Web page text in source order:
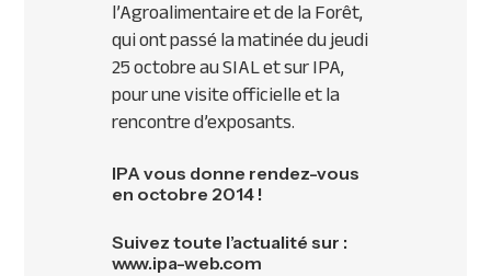
l’Agroalimentaire et de la Forêt,
qui ont passé la matinée du jeudi
25 octobre auSIALet surIPA,
pour une visite officielle et la
rencontre d’exposants.
IPAvous donne rendez-vous
en octobre 2014 !
Suivez toute l’actualité sur :
www.ipa-web.com